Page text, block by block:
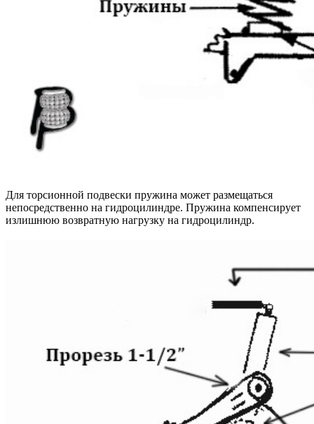
Для торсионной подвески пружина может размещаться
непосредственно на гидроцилиндре. Пружина компенсирует
излишнюю возвратную нагрузку на гидроцилиндр.